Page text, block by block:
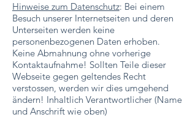
Hinweise zum Datenschutz: Bei einem
Besuch unserer Internetseiten und deren
Unterseiten werden keine
personenbezogenen Daten erhoben.
Keine Abmahnung ohne vorherige
Kontaktaufnahme! Sollten Teile dieser
Webseite gegen geltendes Recht
verstossen, werden wir dies umgehend
ändern! Inhaltlich Verantwortlicher (Name
und Anschrift wie oben)